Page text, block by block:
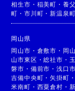
相生市 ・ 稲美町 ・ 養
町 ・市川町 ・新温泉町
岡山県
岡山市 ・ 倉敷市 ・ 岡
山市東区 ・総社市 ・
磐市 ・ 備前市 ・浅口市
吉備中央町 ・矢掛町
米南町 ・ 西粟倉村 ・